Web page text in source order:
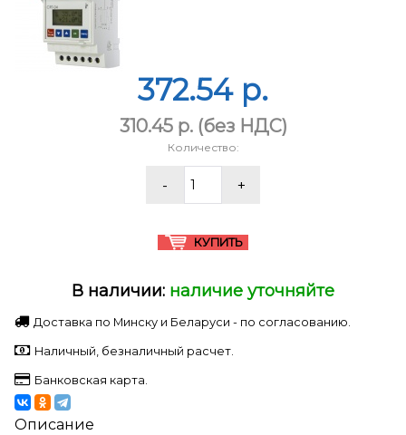
372.54 p.
310.45 p.(без НДС)
Количество:
В наличии: наличие уточняйте
Доставка по Минску и Беларуси - по согласованию.
Наличный, безналичный расчет.
Банковская карта.
Описание